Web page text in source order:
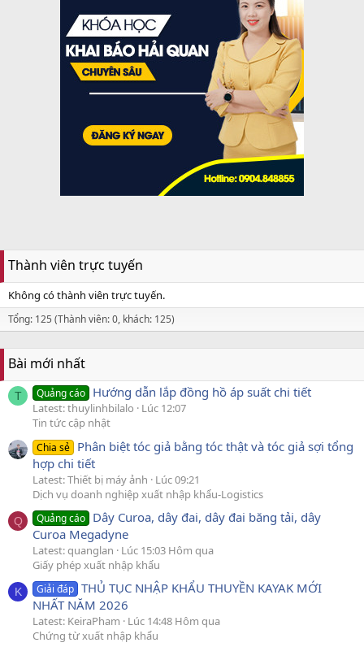
Thành viên trực tuyến
Không có thành viên trực tuyến.
Tổng: 125 (Thành viên: 0, khách: 125)
Bài mới nhất
T Quảng cáo Hướng dẫn lắp đồng hồ áp suất chi tiết
Latest: thuylinhbilalo
Lúc 12:07
Tin tức cập nhật
Chia sẻ Phân biệt tóc giả bằng tóc thật và tóc giả sợi tổng
hợp chi tiết
Latest: Thiết bị máy ảnh
Lúc 09:21
Dịch vụ doanh nghiệp xuất nhập khẩu-Logistics
Q Quảng cáo Dây Curoa, dây đai, dây đai băng tải, dây
Curoa Megadyne
Latest: quanglan
Lúc 15:03 Hôm qua
Giấy phép xuất nhập khẩu
K Giải đáp THỦ TỤC NHẬP KHẨU THUYỀN KAYAK MỚI
NHẤT NĂM 2026
Latest: KeiraPham
Lúc 14:48 Hôm qua
Chứng từ xuất nhập khẩu